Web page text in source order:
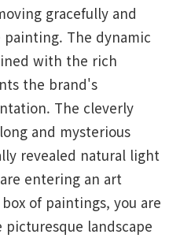
gracefully and
The dynamic
with the rich
the brand's
The cleverly
and mysterious
revealed natural light
entering an art
of paintings, you are
landscape